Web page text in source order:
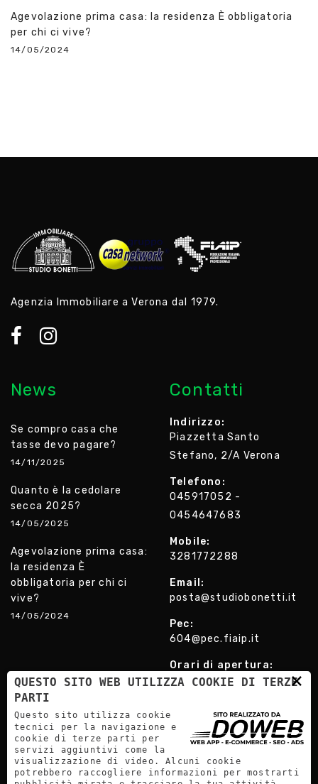
Agevolazione prima casa: la residenza È obbligatoria
per chi ci vive?
14/05/2024
Agenzia Immobiliare a Verona dal 1979.
News
Se compro casa che
tasse devo pagare?
14/11/2025
Quanto è la cedolare
secca 2025?
14/05/2025
Agevolazione prima casa:
la residenza È
obbligatoria per chi ci
vive?
14/05/2024
Contatti
Indirizzo:
Piazzetta Santo
Stefano, 2/A Verona
Telefono:
045917052 -
0454647683
Mobile:
3281772288
Email:
posta@studiobonetti.it
Pec:
604@pec.fiaip.it
Orari di apertura:
Lunedì - Venerdì: 09:30 -
Sabato solo su
appuntamento
×
QUESTO SITO WEB UTILIZZA COOKIE DI TERZE
PARTI
Questo sito utilizza cookie
tecnici per la navigazione e
cookie di terze parti per
servizi aggiuntivi come la
visualizzazione di video. Alcuni cookie
potrebbero raccogliere informazioni per mostrarti